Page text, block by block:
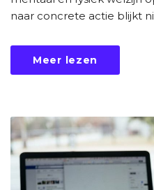
naar concrete actie blijkt
Meer lezen